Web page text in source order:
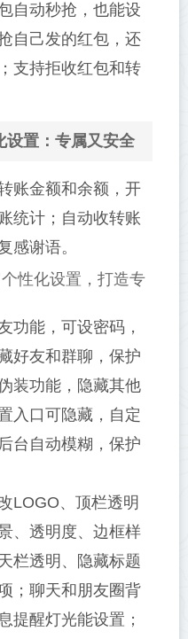
自动秒抢，也能设
自己发的红包，还
支持拒收红包和转
设置：专属又安全
账金额和余额，开
统计；自动收转账
感谢语。
性化设置，打造专
功能，可设密码，
好友和群聊，保护
装功能，隐藏其他
入口可隐藏，自定
台自动模糊，保护
LOGO、顶栏透明
、透明度、边框样
栏透明、隐藏标题
；聊天和朋友圈背
提醒灯光能设置；